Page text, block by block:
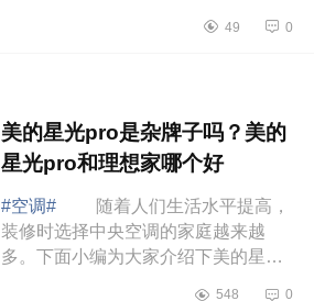
难受的，下面小编为大家介绍下
49 0
美的星光pro是杂牌子吗？美的
星光pro和理想家哪个好
#空调#
随着人们生活水平提高，
装修时选择中央空调的家庭越来越
多。下面小编为大家介绍下美的星光
548 0